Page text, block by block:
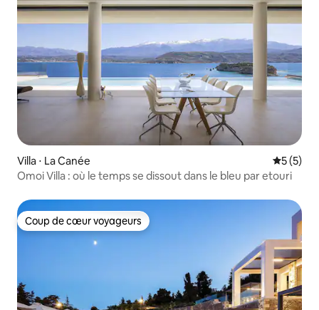
Villa ⋅ La Canée
5 (5)
Omoi Villa : où le temps se dissout dans le bleu par etouri
Coup de cœur voyageurs
Coup de cœur voyageurs